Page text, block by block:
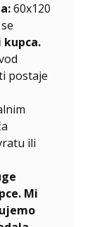
60x120
postaje
ili
Mi